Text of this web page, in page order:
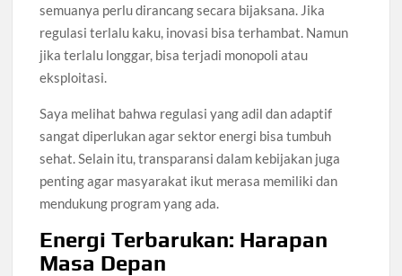
semuanya perlu dirancang secara bijaksana. Jika
regulasi terlalu kaku, inovasi bisa terhambat. Namun
jika terlalu longgar, bisa terjadi monopoli atau
eksploitasi.
Saya melihat bahwa regulasi yang adil dan adaptif
sangat diperlukan agar sektor energi bisa tumbuh
sehat. Selain itu, transparansi dalam kebijakan juga
penting agar masyarakat ikut merasa memiliki dan
mendukung program yang ada.
Energi Terbarukan: Harapan
Masa Depan